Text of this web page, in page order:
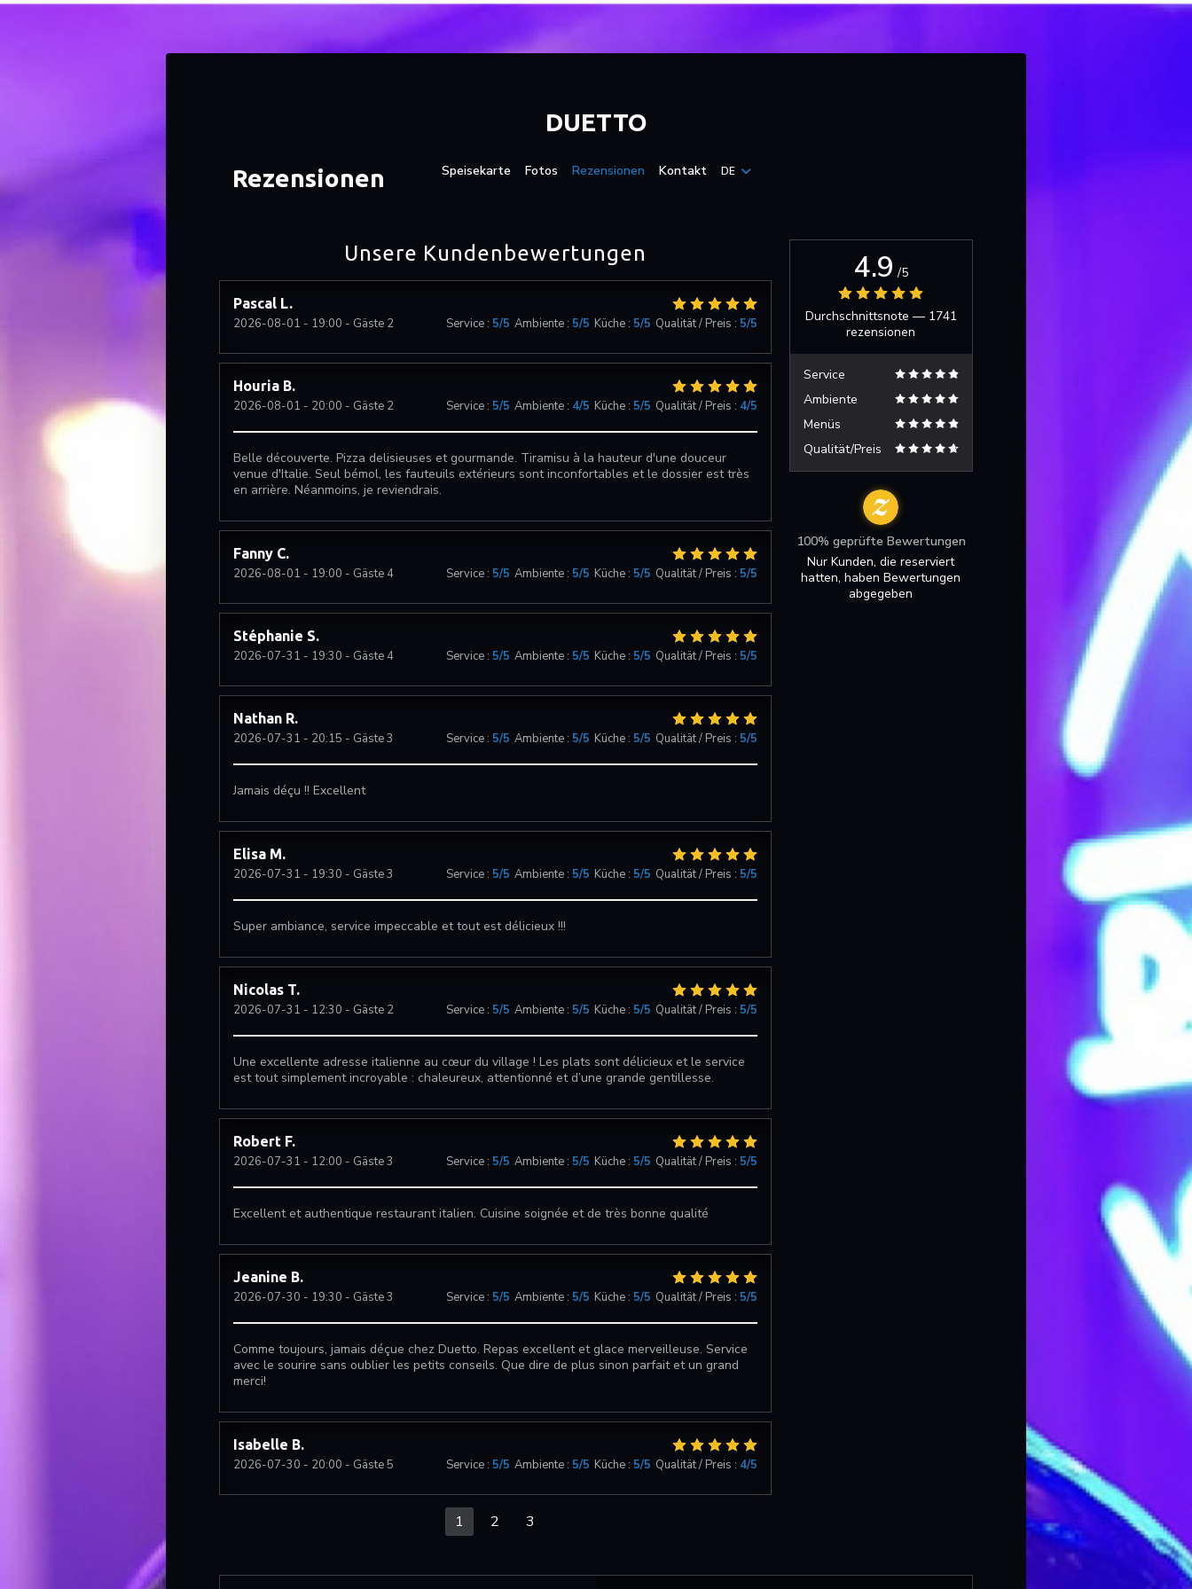
DUETTO
Speisekarte Fotos Rezensionen Kontakt DE
Rezensionen
Unsere Kundenbewertungen
Pascal L
2026-08-01 - 19:00 - Gäste 2 Service: 5/5 Ambiente: 5/5 Küche: 5/5 Qualität / Preis : 5/5
Houria B
2026-08-01 - 20:00 - Gäste 2 Service: 5/5 Ambiente: 4/5 Küche: 5/5 Qualität / Preis : 4/5
Belle découverte. Pizza delisieuses et gourmande. Tiramisu à la hauteur d'une douceur
venue d'Italie. Seul bémol, les fauteuils extérieurs sont inconfortables et le dossier est très
en arrière. Néanmoins, je reviendrais.
Fanny C
2026-08-01 - 19:00 - Gäste 4 Service: 5/5 Ambiente: 5/5 Küche: 5/5 Qualität / Preis : 5/5
Stéphanie S
2026-07-31 - 19:30 - Gäste 4 Service: 5/5 Ambiente: 5/5 Küche: 5/5 Qualität / Preis : 5/5
Nathan R
2026-07-31 - 20:15 - Gäste 3 Service: 5/5 Ambiente: 5/5 Küche: 5/5 Qualität / Preis : 5/5
Jamais déçu !! Excellent
Elisa M
2026-07-31 - 19:30 - Gäste 3 Service: 5/5 Ambiente: 5/5 Küche: 5/5 Qualität / Preis : 5/5
Super ambiance, service impeccable et tout est délicieux !!!
Nicolas T
2026-07-31 - 12:30 - Gäste 2 Service: 5/5 Ambiente: 5/5 Küche: 5/5 Qualität / Preis : 5/5
Une excellente adresse italienne au cœur du village ! Les plats sont délicieux et le service
est tout simplement incroyable : chaleureux, attentionné et d’une grande gentillesse.
Robert F
2026-07-31 - 12:00 - Gäste 3 Service: 5/5 Ambiente: 5/5 Küche: 5/5 Qualität / Preis : 5/5
Excellent et authentique restaurant italien. Cuisine soignée et de très bonne qualité
Jeanine B
2026-07-30 - 19:30 - Gäste 3 Service: 5/5 Ambiente: 5/5 Küche: 5/5 Qualität / Preis : 5/5
Comme toujours, jamais déçue chez Duetto. Repas excellent et glace merveilleuse. Service
avec le sourire sans oublier les petits conseils. Que dire de plus sinon parfait et un grand
merci!
Isabelle B
2026-07-30 - 20:00 - Gäste 5 Service: 5/5 Ambiente: 5/5 Küche: 5/5 Qualität / Preis : 4/5
1 2 3
4.9 /5
Durchschnittsnote — 1741
rezensionen
Service
Ambiente
Menüs
Qualität/Preis
100% geprüfte Bewertungen
Nur Kunden, die reserviert
hatten, haben Bewertungen
abgegeben